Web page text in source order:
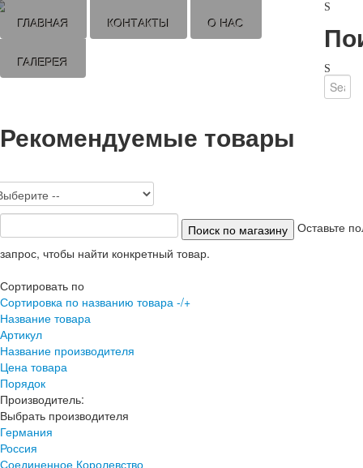
ГЛАВНАЯ КОНТАКТЫ О НАС
ГАЛЕРЕЯ
Рекомендуемые товары
Оставьте
запрос, чтобы найти конкретный товар.
Сортировать по
Сортировка по названию товара -/+
Название товара
Артикул
Название производителя
Цена товара
Порядок
Производитель:
Выбрать производителя
Германия
Россия
Соединенное Королевство